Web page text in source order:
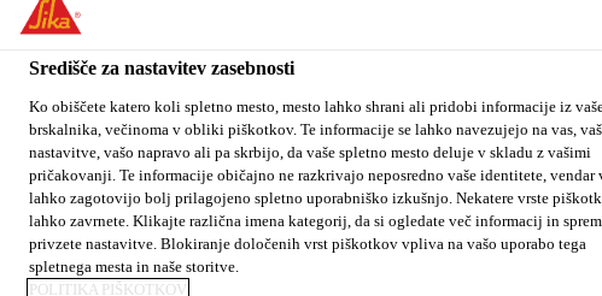
za stanovanjske
objekte
Sika hidroizolacijske
rešitve
Kotiček za
arhitekte
Lepljenje in tesnjenje v gradbeništvu Tesnjenje zunanjega
Središče za nastavitev zasebnosti
Ko obiščete katero koli spletno mesto, mesto lahko shrani ali pridobi informacije iz
brskalnika, večinoma v obliki piškotkov. Te informacije se lahko navezujejo na vas,
nastavitve, vašo napravo ali pa skrbijo, da vaše spletno mesto deluje v skladu z vašimi
pričakovanji. Te informacije običajno ne razkrivajo neposredno vaše identitete, vendar
lahko zagotovijo bolj prilagojeno spletno uporabniško izkušnjo. Nekatere vrste
lahko zavrnete. Klikajte različna imena kategorij, da si ogledate več informacij in
privzete nastavitve. Blokiranje določenih vrst piškotkov vpliva na vašo uporabo tega
spletnega mesta in naše storitve.
POLITIKA PIŠKOTKOV